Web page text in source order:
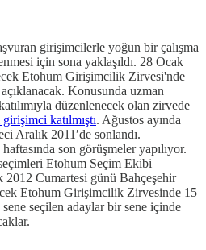
girişimcilerle yoğun bir çalışma
için sona yaklaşıldı. 28 Ocak
Etohum Girişimcilik Zirvesi'nde
Konusunda uzman
düzenlenecek olan zirvede
girişimci katılmıştı. Ağustos ayında
Aralık 2011′de sonlandı.
son görüşmeler yapılıyor.
Etohum Seçim Ekibi
2012 Cumartesi günü Bahçeşehir
Etohum Girişimcilik Zirvesinde 15
seçilen adaylar bir sene içinde